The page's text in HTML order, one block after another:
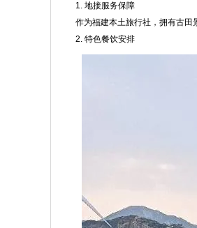
1. 地接服务保障
作为福建本土旅行社，拥有古田
2. 特色餐饮安排